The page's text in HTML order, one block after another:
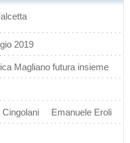
2019
Magliano futura insieme
Cingolani Emanuele Eroli